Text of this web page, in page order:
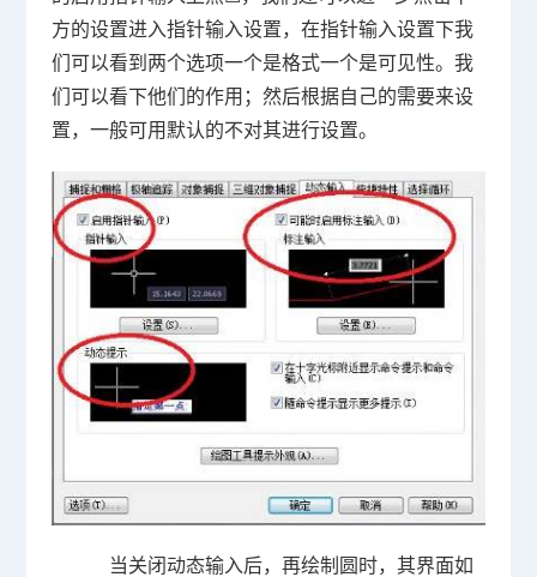
方的设置进入指针输入设置，在指针输入设置下我
们可以看到两个选项一个是格式一个是可见性。我
们可以看下他们的作用；然后根据自己的需要来设
置，一般可用默认的不对其进行设置。
当关闭动态输入后，再绘制圆时，其界面如